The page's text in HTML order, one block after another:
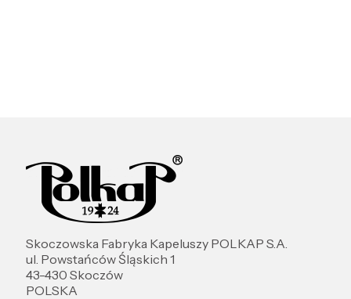
Skoczowska Fabryka Kapeluszy POLKAP S.A.
ul. Powstańców Śląskich 1
43-430 Skoczów
POLSKA